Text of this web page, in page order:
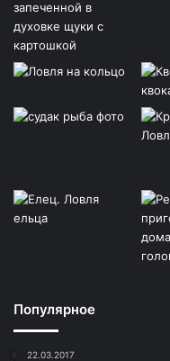
Популярное
22.03.2017